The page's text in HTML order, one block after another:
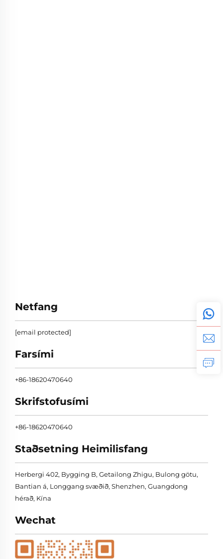
Netfang
[email protected]
Farsími
+86-18620470640
Skrifstofusími
+86-18620470640
Staðsetning Heimilisfang
Herbergi 402, Bygging B, Getailong Zhigu, Bulong götu,
Bantian á, Longgang svæðið, Shenzhen, Guangdong
hérað, Kína
Wechat